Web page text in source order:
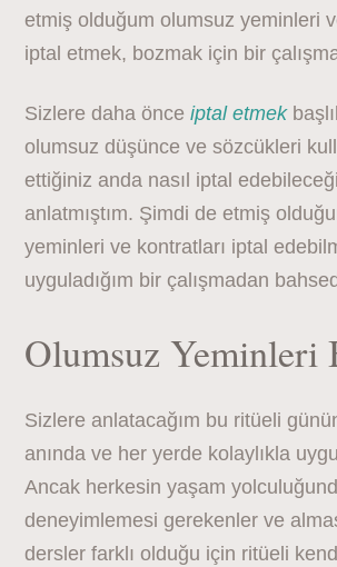
etmiş olduğum olumsuz yeminleri
iptal etmek, bozmak için bir
Sizlere daha önceiptal etmek
olumsuz düşünce ve sözcükleri
ettiğiniz anda nasıl iptal
anlatmıştım. Şimdi de etmiş
yeminleri ve kontratları iptal
uyguladığım bir çalışmadan
Olumsuz Yeminleri
Sizlere anlatacağım bu ritüeli
anında ve her yerde kolaylıkla
Ancak herkesin yaşam
deneyimlemesi gerekenler ve
dersler farklı olduğu için ritüeli